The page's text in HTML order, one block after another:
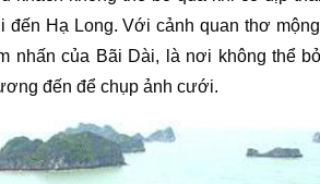
đến Hạ Long. Với cảnh quan thơ
nhấn của Bãi Dài, là nơi không thể
đến để chụp ảnh cưới.